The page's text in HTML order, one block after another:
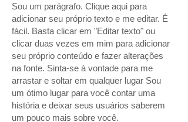
Sou um parágrafo. Clique aqui para
adicionar seu próprio texto e me editar. É
fácil. Basta clicar em "Editar texto" ou
clicar duas vezes em mim para adicionar
seu próprio conteúdo e fazer alterações
na fonte. Sinta-se à vontade para me
arrastar e soltar em qualquer lugar Sou
um ótimo lugar para você contar uma
história e deixar seus usuários saberem
um pouco mais sobre você.